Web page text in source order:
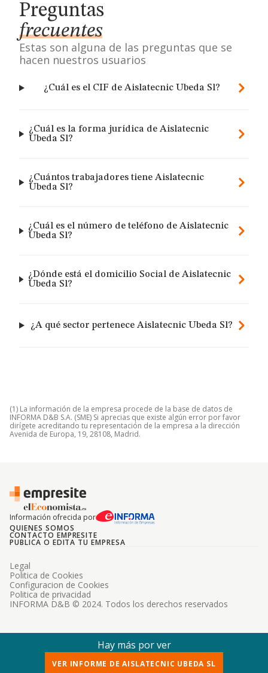
Preguntas
frecuentes
Estas son alguna de las preguntas que se
hacen nuestros usuarios
¿Cuál es el CIF de Aislatecnic Ubeda Sl?
¿Cuál es la forma jurídica de Aislatecnic
Ubeda Sl?
¿Cuántos trabajadores tiene Aislatecnic
Ubeda Sl?
¿Cuál es el número de teléfono de Aislatecnic
Ubeda Sl?
¿Dónde está el domicilio Social de Aislatecnic
Ubeda Sl?
¿A qué sector pertenece Aislatecnic Ubeda Sl?
(1) La información de la empresa procede de la base de datos de
INFORMA D&B S.A. (SME) Si aprecias que existe algún error por favor
dirígete acreditando tu representación de la empresa a la dirección
Avenida de Europa, 19, 28108, Madrid.
Información ofrecida por
QUIENES SOMOS
CONTACTO EMPRESITE
PUBLICA O EDITA TU EMPRESA
INFORMA D&B © 2024. Todos los derechos reservados
Legal
Politica de Cookies
Configuracion de Cookies
Politica de privacidad
Hay más por ver
VER INFORME DE AISLATECNIC UBEDA SL